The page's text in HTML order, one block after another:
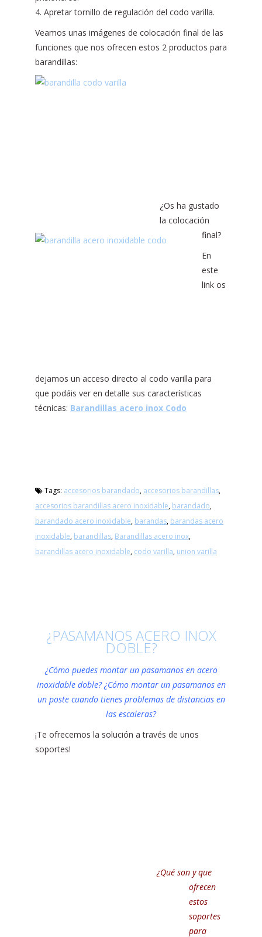
4. Apretar tornillo de regulación del codo varilla.
Veamos unas imágenes de colocación final de las
funciones que nos ofrecen estos 2 productos para
barandillas:
¿Os ha gustado
la colocación
final?
En
este
link os
dejamos un acceso directo al codo varilla para
que podáis ver en detalle sus características
técnicas: Barandillas acero inox Codo
Tags: accesorios barandado, accesorios barandillas,
accesorios barandillas acero inoxidable, barandado,
barandado acero inoxidable, barandas, barandas acero
inoxidable, barandillas, Barandillas acero inox,
barandillas acero inoxidable, codo varilla, union varilla
¿PASAMANOS ACERO INOX
DOBLE?
¿Cómo puedes montar un pasamanos en acero
inoxidable doble? ¿Cómo montar un pasamanos en
un poste cuando tienes problemas de distancias en
las escaleras?
¡Te ofrecemos la solución a través de unos
soportes!
¿Qué son y que
ofrecen
estos
soportes
para